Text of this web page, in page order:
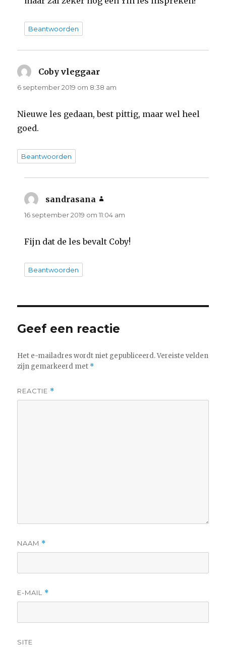
Beantwoorden
Coby vleggaar
6 september 2019 om 8:38 am
Nieuwe les gedaan, best pittig, maar wel heel
goed.
Beantwoorden
sandrasana
16 september 2019 om 11:04 am
Fijn dat de les bevalt Coby!
Beantwoorden
Geef een reactie
Het e-mailadres wordt niet gepubliceerd. Vereiste velden
zijn gemarkeerd met *
REACTIE *
NAAM *
E-MAIL *
SITE